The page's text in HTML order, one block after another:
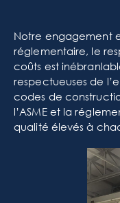
Notre engagement
réglementaire, le
coûts est
respectueuses de
codes de
l’ASME et la
qualité élevés à